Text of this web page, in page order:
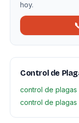
hoy.
Control de
control de plagas
control de plagas